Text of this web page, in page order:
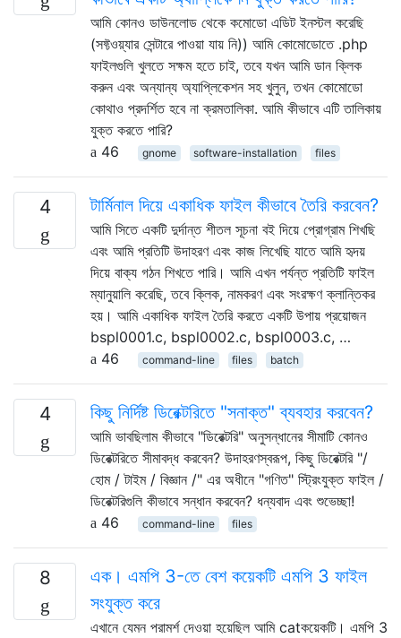
আমি কোনও ডাউনলোড থেকে কমোডো এডিট ইনস্টল করেছি
(সফ্টওয়্যার সেন্টারে পাওয়া যায় নি)) আমি কোমোডোতে .php
ফাইলগুলি খুলতে সক্ষম হতে চাই, তবে যখন আমি ডান ক্লিক
করুন এবং অন্যান্য অ্যাপ্লিকেশন সহ খুলুন, তখন কোমোডো
কোথাও প্রদর্শিত হবে না ক্রমতালিকা. আমি কীভাবে এটি তালিকায়
যুক্ত করতে পারি?
46
gnome software-installation files
4 টার্মিনাল দিয়ে একাধিক ফাইল কীভাবে তৈরি করবেন?
আমি সিতে একটি দুর্দান্ত শীতল সূচনা বই দিয়ে প্রোগ্রাম শিখছি
এবং আমি প্রতিটি উদাহরণ এবং কাজ লিখেছি যাতে আমি হৃদয়
দিয়ে বাক্য গঠন শিখতে পারি। আমি এখন পর্যন্ত প্রতিটি ফাইল
ম্যানুয়ালি করেছি, তবে ক্লিক, নামকরণ এবং সংরক্ষণ ক্লান্তিকর
হয়। আমি একাধিক ফাইল তৈরি করতে একটি উপায় প্রয়োজন
bspl0001.c, bspl0002.c, bspl0003.c, …
46
command-line files batch
4 কিছু নির্দিষ্ট ডিরেক্টরিতে "সনাক্ত" ব্যবহার করবেন?
আমি ভাবছিলাম কীভাবে "ডিরেক্টরি" অনুসন্ধানের সীমাটি কোনও
ডিরেক্টরিতে সীমাবদ্ধ করবেন? উদাহরণস্বরূপ, কিছু ডিরেক্টরি "/
হোম / টাইম / বিজ্ঞান /" এর অধীনে "গণিত" স্ট্রিংযুক্ত ফাইল /
ডিরেক্টরিগুলি কীভাবে সন্ধান করবেন? ধন্যবাদ এবং শুভেচ্ছা!
46
command-line files
8
এক। এমপি 3-তে বেশ কয়েকটি এমপি 3 ফাইল
সংযুক্ত করে
এখানে যেমন পরামর্শ দেওয়া হয়েছিল আমি catকয়েকটি। এমপি 3